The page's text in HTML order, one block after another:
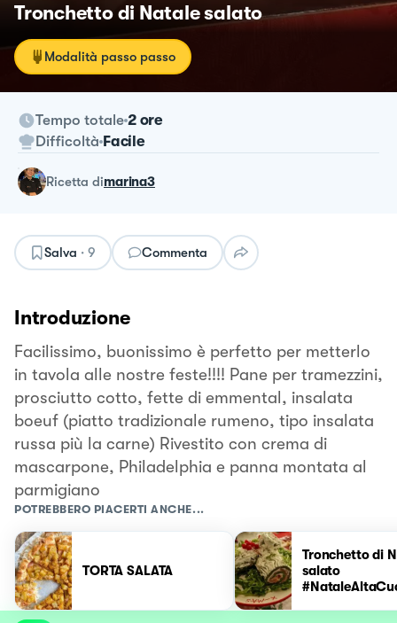
Tronchetto di Natale salato
Modalità passo passo
Tempo totale 2 ore
Difficoltà Facile
ricetta dimarina3
Salva · 9 Commenta
Introduzione
Facilissimo, buonissimo è perfetto per metterlo
in tavola alle nostre feste!!!! Pane per tramezzini,
prosciutto cotto, fette di emmental, insalata
boeuf (piatto tradizionale rumeno, tipo insalata
russa più la carne) Rivestito con crema di
mascarpone, Philadelphia e panna montata al
parmigiano
POTREBBERO PIACERTI ANCHE...
TORTA SALATA
Tronchetto di
salato